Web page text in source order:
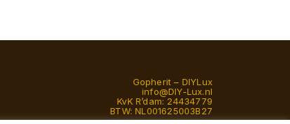
Gopherit – DIYLux
info@DIY-Lux.nl
KvK R’dam: 24434779
BTW: NL001625003B27